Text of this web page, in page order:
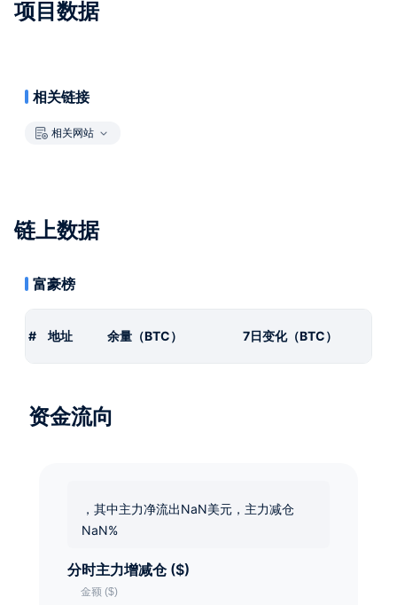
项目数据
相关链接
相关网站
链上数据
富豪榜
# 地址 余量（BTC） 7日变化（BTC）
资金流向
，其中主力净流出NaN美元，主力减仓
NaN%
分时主力增减仓 ($)